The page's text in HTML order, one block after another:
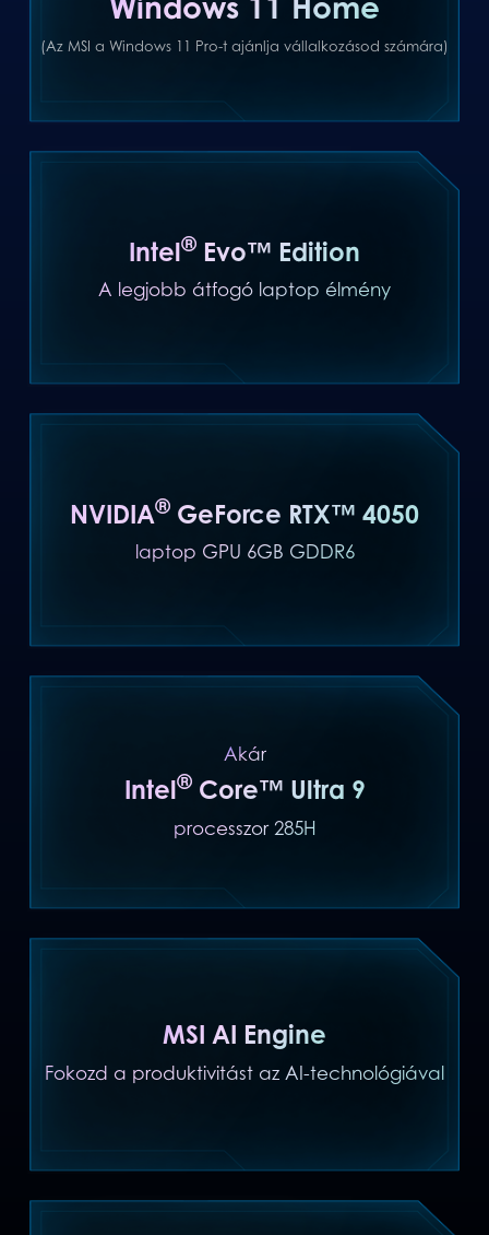
(Az MSI a Windows 11 Pro-t ajánlja vállalkozásod számára)
Intel® Evo™ Edition
A legjobb átfogó laptop élmény
NVIDIA® GeForce RTX™ 4050
laptop GPU 6GB GDDR6
Akár
Intel®Core™ Ultra 9
processzor 285H
MSI AI Engine
Fokozd a produktivitást az AI-technológiával